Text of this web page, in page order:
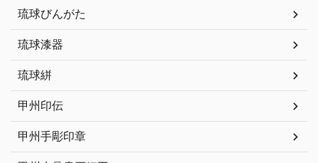
琉球びんがた
琉球漆器
琉球絣
甲州印伝
甲州手彫印章